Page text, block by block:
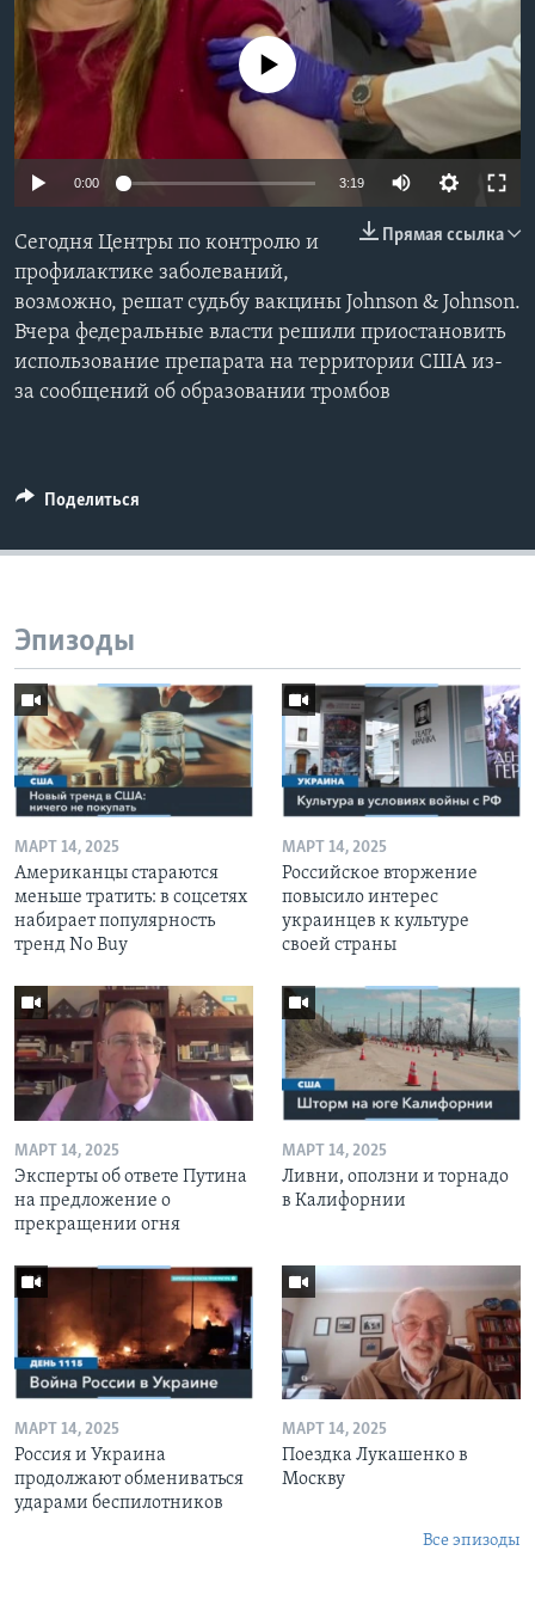
Learning English
СОЦИАЛЬНЫЕ СЕТИ
No media source currently available
0:00 3:19
Прямая ссылка
Сегодня Центры по контролю и
профилактике заболеваний,
возможно, решат судьбу вакцины Johnson & Johnson.
Вчера федеральные власти решили приостановить
использование препарата на территории США из-
за сообщений об образовании тромбов
Поделиться
Эпизоды
МАРТ 14, 2025
Американцы стараются
меньше тратить: в соцсетях
набирает популярность
тренд No Buy
МАРТ 14, 2025
Российское вторжение
повысило интерес
украинцев к культуре
своей страны
МАРТ 14, 2025
Эксперты об ответе Путина
на предложение о
прекращении огня
МАРТ 14, 2025
Ливни, оползни и торнадо
в Калифорнии
МАРТ 14, 2025
Россия и Украина
продолжают обмениваться
ударами беспилотников
МАРТ 14, 2025
Поездка Лукашенко в
Москву
Все эпизоды